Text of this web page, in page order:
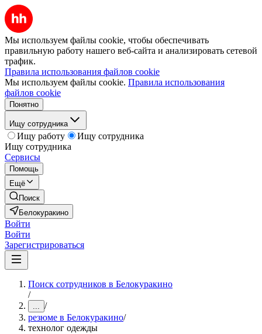
Мы используем файлы cookie, чтобы обеспечивать
правильную работу нашего веб-сайта и анализировать сетевой
трафик.
Правила использования файлов cookie
Мы используем файлы cookie. Правила использования
файлов cookie
Понятно
Ищу сотрудника
Ищу работу
Ищу сотрудника
Ищу сотрудника
Сервисы
Помощь
Ещё
Поиск
Белокуракино
Войти
Войти
Зарегистрироваться
Поиск сотрудников в Белокуракино
/
... /
резюме в Белокуракино/
технолог одежды